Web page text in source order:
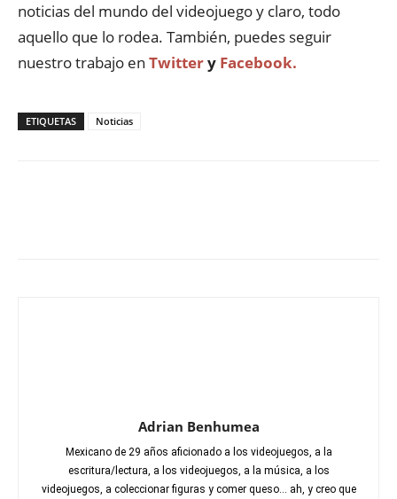
noticias del mundo del videojuego y claro, todo
aquello que lo rodea. También, puedes seguir
nuestro trabajo en Twittery Facebook.
ETIQUETAS Noticias
Adrian Benhumea
Mexicano de 29 años aficionado a los videojuegos, a la
escritura/lectura, a los videojuegos, a la música, a los
videojuegos, a coleccionar figuras y comer queso... ah, y creo que